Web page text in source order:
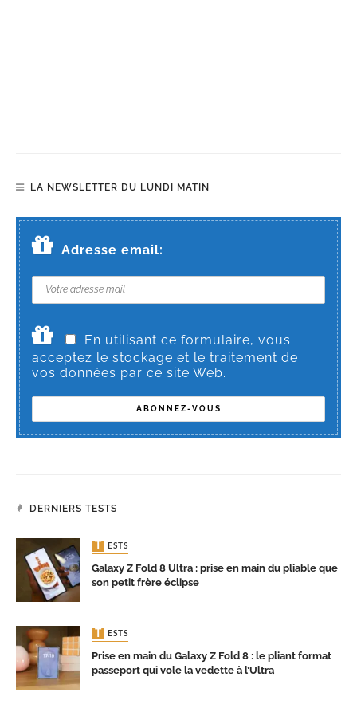
LA NEWSLETTER DU LUNDI MATIN
Adresse email:
En utilisant ce formulaire, vous
acceptez le stockage et le traitement de
vos données par ce site Web.
DERNIERS TESTS
TESTS
Galaxy Z Fold 8 Ultra : prise en main du pliable que
son petit frère éclipse
TESTS
Prise en main du Galaxy Z Fold 8 : le pliant format
passeport qui vole la vedette à l’Ultra